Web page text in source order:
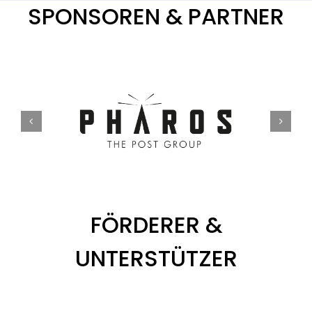
SPONSOREN & PARTNER
FÖRDERER &
UNTERSTÜTZER